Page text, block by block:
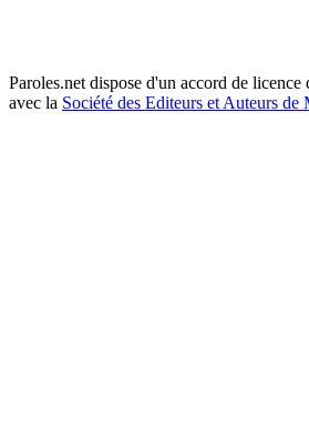
Paroles.net dispose d'un accord de licence
avec la Société des Editeurs et Auteurs de